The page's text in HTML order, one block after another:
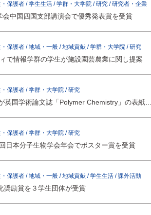
保護者 /学生生活 /学群・大学院 /研究 /研究者・企業
会中国四国支部講演会で優秀発表賞を受賞
保護者 /地域・一般 /地域貢献 /学群・大学院 /研究
で情報学群の学生が施設園芸農業に関し提案
保護者 /学群・大学院 /研究
英国学術論文誌「Polymer Chemistry」の表紙…
保護者 /学群・大学院 /研究
日本分子生物学会年会でポスター賞を受賞
保護者 /地域・一般 /地域貢献 /学生生活 /課外活動
奨励賞を３学生団体が受賞